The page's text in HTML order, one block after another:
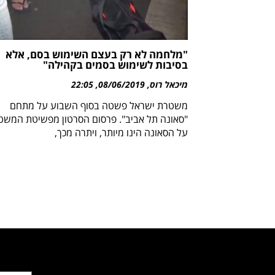
"מלחמה לא רק בעצם השימוש בסם, אלא
בסיבות לשימוש בסמים בקהילה"
מיכאל רוס 08/06/2019
22:05
משטרת ישראל פשטה בסוף השבוע על מתחם
"סאונה תל אביב". פרסום הסרטון מפשיטת
על הסאונה הינו מיותר, ויתרה מכך,